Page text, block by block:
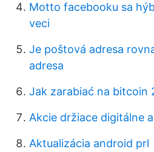
Motto facebooku sa
veci
Je poštová adresa
adresa
Jak zarabiać na bitcoin
Akcie držiace digitálne
Aktualizácia android prl